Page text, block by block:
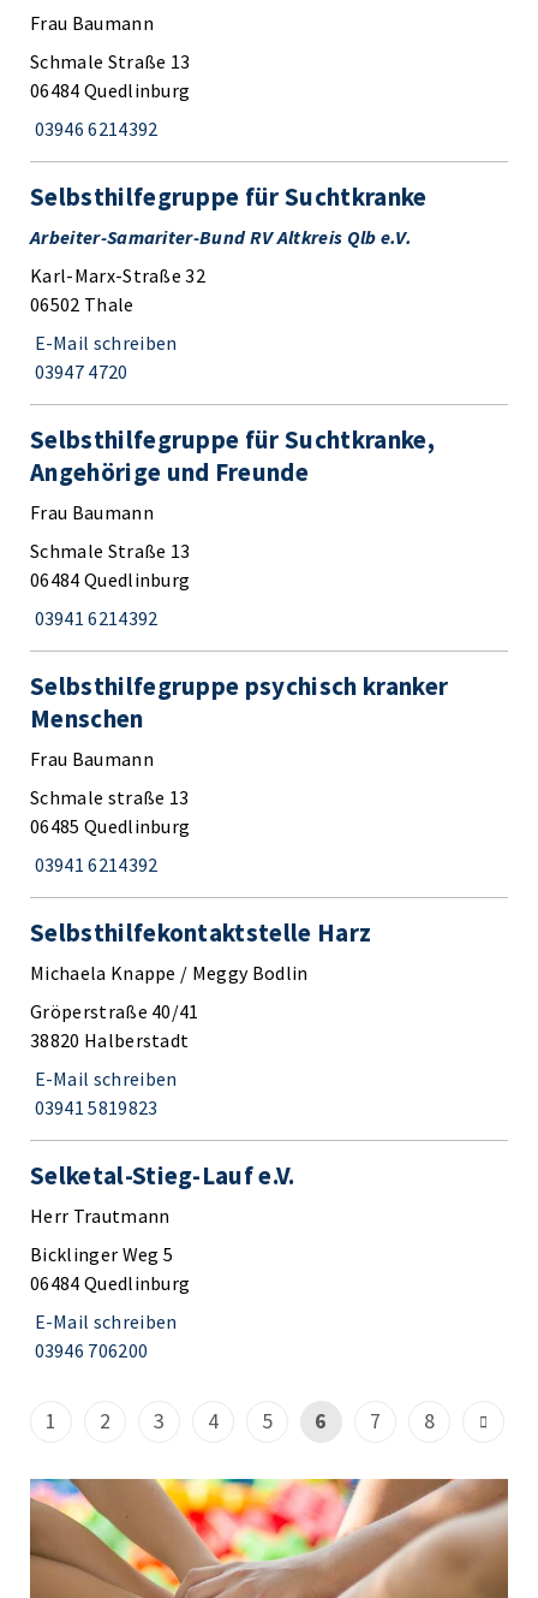
Frau Baumann
Schmale Straße 13
06484 Quedlinburg
03946 6214392
Selbsthilfegruppe für Suchtkranke
Arbeiter-Samariter-Bund RV Altkreis Qlb e.V.
Karl-Marx-Straße 32
06502 Thale
E-Mail schreiben
03947 4720
Selbsthilfegruppe für Suchtkranke,
Angehörige und Freunde
Frau Baumann
Schmale Straße 13
06484 Quedlinburg
03941 6214392
Selbsthilfegruppe psychisch kranker
Menschen
Frau Baumann
Schmale straße 13
06485 Quedlinburg
03941 6214392
Selbsthilfekontaktstelle Harz
Michaela Knappe / Meggy Bodlin
Gröperstraße 40/41
38820 Halberstadt
E-Mail schreiben
03941 5819823
Selketal-Stieg-Lauf e.V.
Herr Trautmann
Bicklinger Weg 5
06484 Quedlinburg
E-Mail schreiben
03946 706200
1 2 3 4 5 6 7 8